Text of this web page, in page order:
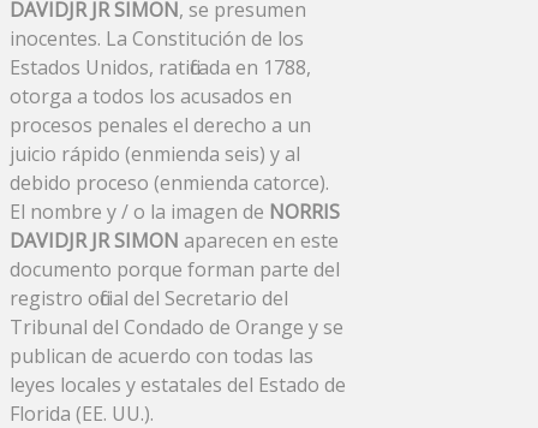
DAVIDJR JR SIMON, se presumen
inocentes. La Constitución de los
Estados Unidos, ratificada en 1788,
otorga a todos los acusados ​​en
procesos penales el derecho a un
juicio rápido (enmienda seis) y al
debido proceso (enmienda catorce).
El nombre y / o la imagen de NORRIS
DAVIDJR JR SIMON aparecen en este
documento porque forman parte del
registro oficial del Secretario del
Tribunal del Condado de Orange y se
publican de acuerdo con todas las
leyes locales y estatales del Estado de
Florida (EE. UU.).